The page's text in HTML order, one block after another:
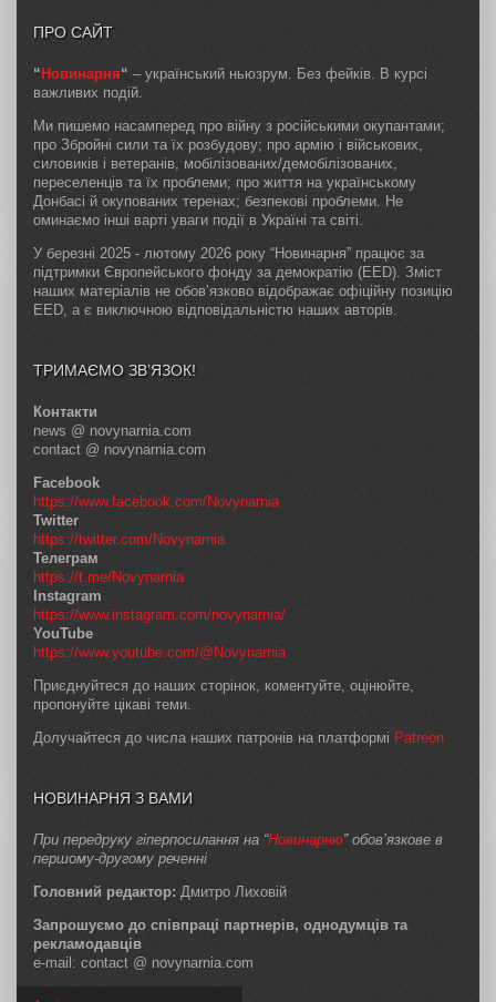
ПРО САЙТ
“ Новинарня“ – український ньюзрум. Без фейків. В курсі
важливих подій.
Ми пишемо насамперед про війну з російськими окупантами;
про Збройні сили та їх розбудову; про армію і військових,
силовиків і ветеранів, мобілізованих/демобілізованих,
переселенців та їх проблеми; про життя на українському
Донбасі й окупованих теренах; безпекові проблеми. Не
оминаємо інші варті уваги події в Україні та світі.
У березні 2025 - лютому 2026 року “Новинарня” працює за
підтримки Європейського фонду за демократію (EED). Зміст
наших матеріалів не обов’язково відображає офіційну позицію
EED, а є виключною відповідальністю наших авторів.
ТРИМАЄМО ЗВ’ЯЗОК!
Контакти
news @ novynarnia.com
contact @ novynarnia.com
Facebook
https://www.facebook.com/Novynarnia
Twitter
https://twitter.com/Novynarnia
Телеграм
https://t.me/Novynarnia
Instagram
https://www.instagram.com/novynarnia/
YouTube
https://www.youtube.com/@Novynarnia
Приєднуйтеся до наших сторінок, коментуйте, оцінюйте,
пропонуйте цікаві теми.
Долучайтеся до числа наших патронів на платформі Patreon
НОВИНАРНЯ З ВАМИ
При передруку гіперпосилання на “Новинарню” обов’язкове в
першому-другому реченні
Головний редактор: Дмитро Лиховій
Запрошуємо до співпраці партнерів, однодумців та
рекламодавців
e-mail: contact @ novynarnia.com